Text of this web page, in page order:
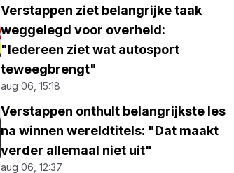
Verstappen ziet belangrijke taak
weggelegd voor overheid:
"Iedereen ziet wat autosport
teweegbrengt"
aug 06, 15:18
Verstappen onthult belangrijkste les
na winnen wereldtitels: "Dat maakt
verder allemaal niet uit"
aug 06, 12:37